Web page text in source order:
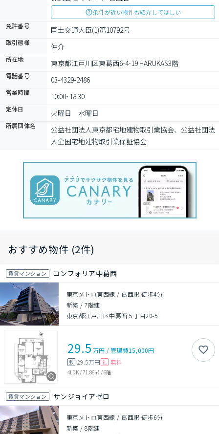
条件が近い物件も紹介してほしい
免許番号
国土交通大臣(1)第10792号
取引態様 仲介
所在地 東京都江戸川区東葛西6-4-19 HARUKAS3階
電話番号 03-4329-2486
営業時間 10:00~18:30
定休日 火曜日　水曜日
所属団体名
公益社団法⼈東京都宅地建物取引業協会、公益社団法
⼈全国宅地建物取引業保証協会
おすすめ物件 (2件)
賃貸マンション コンフォリア中葛西
東京メトロ東西線 / 葛西駅 徒歩4分
新築 /7階建
東京都江戸川区中葛西５丁目20-5
29.5 万円 /管理費15,000円
敷 29.5万円 礼 無料
4LDK/71.86㎡ /6階
賃貸マンション サンジョイアゼロ
東京メトロ東西線 / 葛西駅 徒歩6分
新築 /8階建